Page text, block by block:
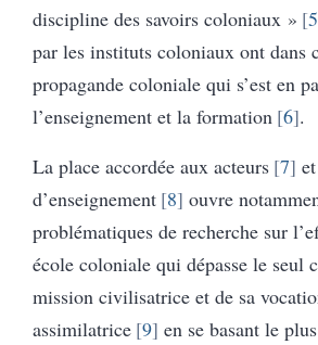
discipline des savoirs coloniaux » 5
par les instituts coloniaux ont dans
propagande coloniale qui s’est en
l’enseignement et la formation 6 .
La place accordée aux acteurs 7
d’enseignement 8 ouvre
problématiques de recherche sur
école coloniale qui dépasse le seul
mission civilisatrice et de sa
assimilatrice 9 en se basant le